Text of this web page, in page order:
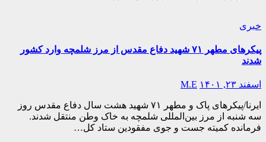
خبری
پیکرهای مطهر ۷۱ شهید دفاع مقدس از مرز شلمچه وارد کشور
شدند
اسفند ۲۳, ۱۴۰۱ M.E
ایرنا/پیکرهای پاک و مطهر ۷۱ شهید هشت سال دفاع مقدس روز
سه شنبه از مرز بین‌المللی شلمچه به خاک وطن منتقل شدند.
فرمانده کمیته جست و جوی مفقودین ستاد کل…